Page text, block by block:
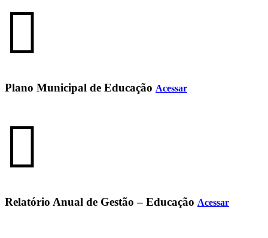
Plano Municipal de Educação Acessar
Relatório Anual de Gestão – Educação Acessar